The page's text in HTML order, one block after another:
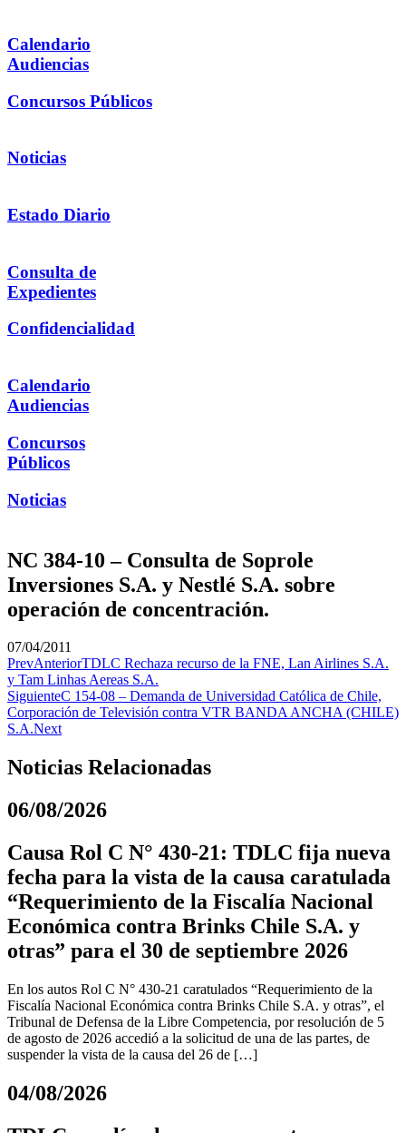
Calendario
Audiencias
Concursos Públicos
Noticias
Estado Diario
Consulta de
Expedientes
Confidencialidad
Calendario
Audiencias
Concursos
Públicos
Noticias
NC 384-10 – Consulta de Soprole
Inversiones S.A. y Nestlé S.A. sobre
operación de concentración.
07/04/2011
PrevAnteriorTDLC Rechaza recurso de la FNE, Lan Airlines S.A.
y Tam Linhas Aereas S.A.
SiguienteC 154-08 – Demanda de Universidad Católica de Chile,
Corporación de Televisión contra VTR BANDA ANCHA (CHILE)
S.A.Next
Noticias Relacionadas
06/08/2026
Causa Rol C N° 430-21: TDLC fija nueva
fecha para la vista de la causa caratulada
“Requerimiento de la Fiscalía Nacional
Económica contra Brinks Chile S.A. y
otras” para el 30 de septiembre 2026
En los autos Rol C N° 430-21 caratulados “Requerimiento de la
Fiscalía Nacional Económica contra Brinks Chile S.A. y otras”, el
Tribunal de Defensa de la Libre Competencia, por resolución de 5
de agosto de 2026 accedió a la solicitud de una de las partes, de
suspender la vista de la causa del 26 de […]
04/08/2026